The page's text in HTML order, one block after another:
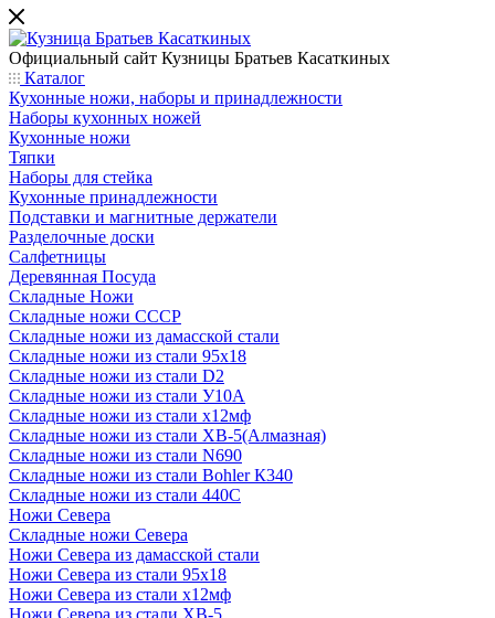
Официальный сайт Кузницы Братьев Касаткиных
Каталог
Кухонные ножи, наборы и принадлежности
Наборы кухонных ножей
Кухонные ножи
Тяпки
Наборы для стейка
Кухонные принадлежности
Подставки и магнитные держатели
Разделочные доски
Салфетницы
Деревянная Посуда
Складные Ножи
Cкладные ножи СССР
Складные ножи из дамасской стали
Складные ножи из стали 95х18
Складные ножи из стали D2
Складные ножи из стали У10А
Складные ножи из стали х12мф
Складные ножи из стали ХВ-5(Алмазная)
Складные ножи из стали N690
Складные ножи из стали Bohler К340
Складные ножи из стали 440С
Ножи Севера
Складные ножи Севера
Ножи Севера из дамасской стали
Ножи Севера из стали 95х18
Ножи Севера из стали х12мф
Ножи Севера из стали ХВ-5